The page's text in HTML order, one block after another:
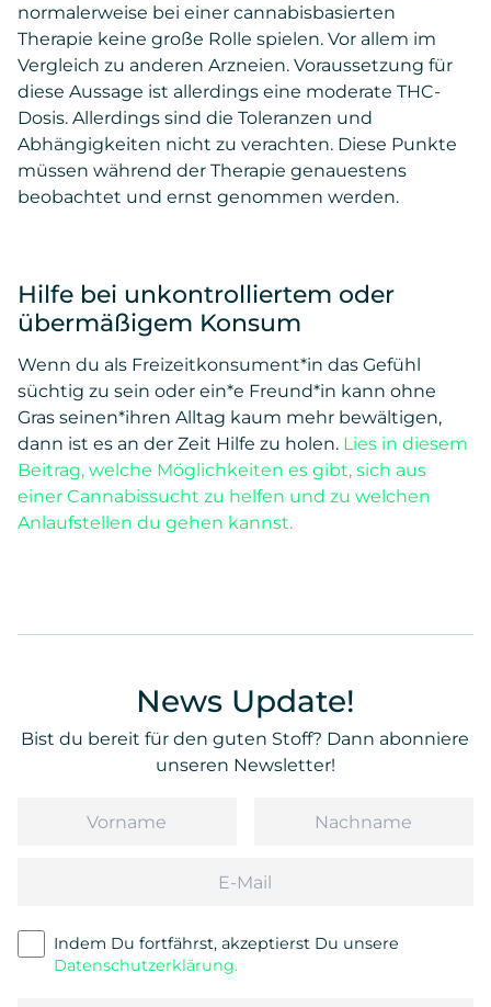
normalerweise bei einer cannabisbasierten
Therapie keine große Rolle spielen. Vor allem im
Vergleich zu anderen Arzneien. Voraussetzung für
diese Aussage ist allerdings eine moderate THC-
Dosis. Allerdings sind die Toleranzen und
Abhängigkeiten nicht zu verachten. Diese Punkte
müssen während der Therapie genauestens
beobachtet und ernst genommen werden.
Hilfe bei unkontrolliertem oder
übermäßigem Konsum
Wenn du als Freizeitkonsument*in das Gefühl
süchtig zu sein oder ein*e Freund*in kann ohne
Gras seinen*ihren Alltag kaum mehr bewältigen,
dann ist es an der Zeit Hilfe zu holen. Lies in diesem
Beitrag, welche Möglichkeiten es gibt, sich aus
einer Cannabissucht zu helfen und zu welchen
Anlaufstellen du gehen kannst.
News Update!
Bist du bereit für den guten Stoff? Dann abonniere
unseren Newsletter!
Indem Du fortfährst, akzeptierst Du unsere
Datenschutzerklärung.